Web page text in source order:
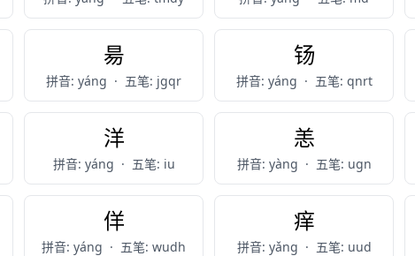
昜
拼音: yáng · 五笔: jgqr
钖
拼音: yáng · 五笔: qnrt
洋
拼音: yáng · 五笔: iu
恙
拼音: yàng · 五笔: ugn
佯
拼音: yáng · 五笔: wudh
痒
拼音: yǎng · 五笔: uud